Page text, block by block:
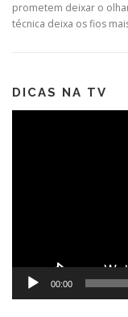
prometem deixar o
técnica deixa os fios
DICAS NA TV
00:00